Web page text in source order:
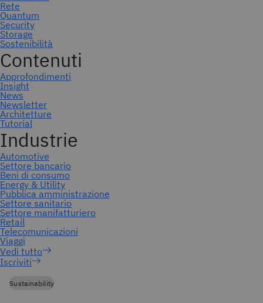
Iscriviti
Sustainability